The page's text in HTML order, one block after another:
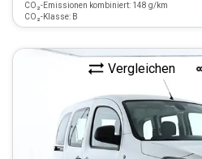
CO₂-Emissionen kombiniert: 148 g/km
CO₂-Klasse: B
Vergleichen